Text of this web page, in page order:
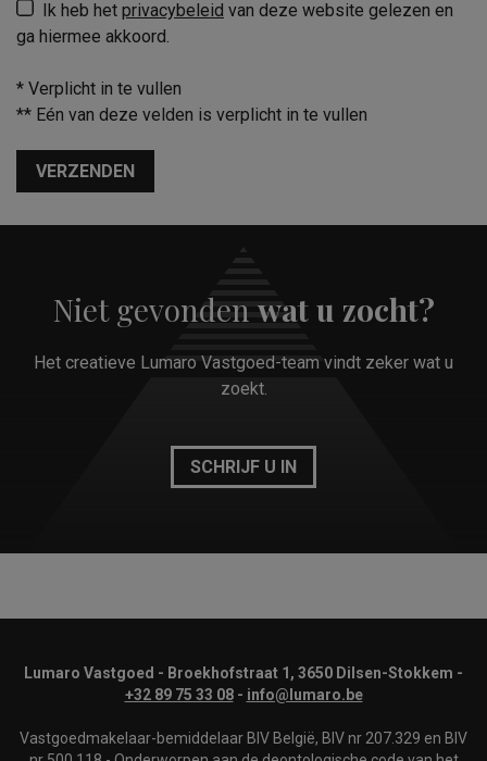
Ik heb het privacybeleid van deze website gelezen en
ga hiermee akkoord.
* Verplicht in te vullen
** Eén van deze velden is verplicht in te vullen
VERZENDEN
Niet gevondenwat u zocht?
Het creatieve Lumaro Vastgoed-team vindt zeker wat u
zoekt.
SCHRIJF U IN
Lumaro Vastgoed - Broekhofstraat 1, 3650 Dilsen-Stokkem -
+32 89 75 33 08- info@lumaro.be
Vastgoedmakelaar-bemiddelaar BIV België, BIV nr 207.329 en BIV